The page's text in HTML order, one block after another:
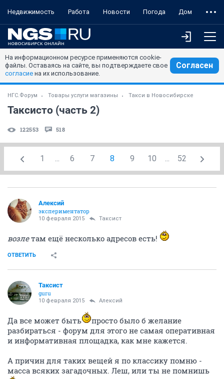
Недвижимость Работа Новости Погода Дом
На информационном ресурсе применяются cookie-
файлы. Оставаясь на сайте, вы подтверждаете свое
согласие на их использование.
Согласен
НГС.Форум Товары услуги магазины Такси в Новосибирске
Таксисто (часть 2)
122553 518
1 ... 6 7 8 9 10 ... 52
Алексий
экспериментатор
10 февраля 2015 Таксист
возлетам ещё несколько адресов есть!
ОТВЕТИТЬ
Таксист
guru
10 февраля 2015 Алексий
Да все может быть
просто было б желание
разбираться - форум для этого не самая оперативная
и информативная площадка, как мне кажется.
А причин для таких вещей я по классику помню -
масса всяких загадочных. Леш, или ты не помнишь